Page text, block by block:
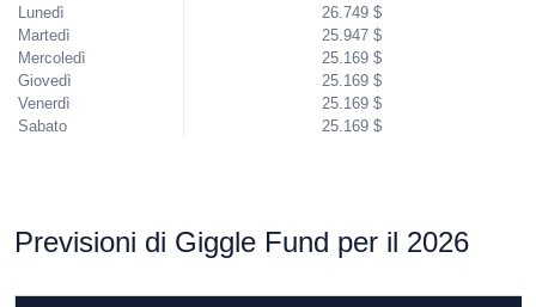
Lunedì
Martedì
Mercoledì
Giovedì
Venerdì
Sabato
26.749 $
25.947 $
25.169 $
25.169 $
25.169 $
25.169 $
Previsioni di Giggle Fund per il 2026